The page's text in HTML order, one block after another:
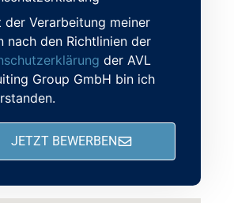
der Verarbeitung meiner
nach den Richtlinien der
der AVL
Group GmbH bin ich
JETZT BEWERBEN